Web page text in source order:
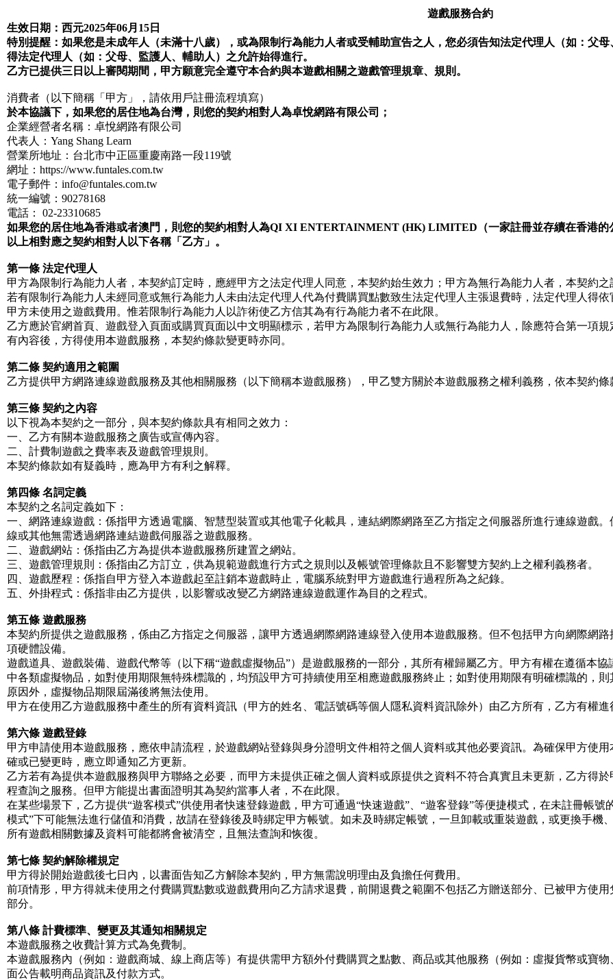
遊戲服務合約
生效日期：西元2025年06月15日
特別提醒：如果您是未成年人（未滿十八歲），或為限制行為能力人者或受輔助宣告之人，您必須告知法定代理人（如：父
得法定代理人（如：父母、監護人、輔助人）之允許始得進行。
乙方已提供三日以上審閱期間，甲方願意完全遵守本合約與本遊戲相關之遊戲管理規章、規則。
消費者（以下簡稱「甲方」，請依用戶註冊流程填寫）
於本協議下，如果您的居住地為台灣，則您的契約相對人為卓悅網路有限公司；
企業經營者名稱：卓悅網路有限公司
代表人：Yang Shang Learn
營業所地址：台北市中正區重慶南路一段119號
網址：https://www.funtales.com.tw
電子郵件：info@funtales.com.tw
統一編號：90278168
電話：
02-23310685
如果您的居住地為香港或者澳門，則您的契約相對人為QI XI ENTERTAINMENT (HK) LIMITED（一家註冊並存續在香港的
以上相對應之契約相對人以下各稱「乙方」。
第一條 法定代理人
甲方為限制行為能力人者，本契約訂定時，應經甲方之法定代理人同意，本契約始生效力；甲方為無行為能力人者，本契約之
若有限制行為能力人未經同意或無行為能力人未由法定代理人代為付費購買點數致生法定代理人主張退費時，法定代理人得
甲方未使用之遊戲費用。惟若限制行為能力人以詐術使乙方信其為有行為能力者不在此限。
乙方應於官網首頁、遊戲登入頁面或購買頁面以中文明顯標示，若甲方為限制行為能力人或無行為能力人，除應符合第一項
有內容後，方得使用本遊戲服務，本契約條款變更時亦同。
第二條 契約適用之範圍
乙方提供甲方網路連線遊戲服務及其他相關服務（以下簡稱本遊戲服務），甲乙雙方關於本遊戲服務之權利義務，依本契約條
第三條 契約之內容
以下視為本契約之一部分，與本契約條款具有相同之效力：
一、乙方有關本遊戲服務之廣告或宣傳內容。
二、計費制遊戲之費率表及遊戲管理規則。
本契約條款如有疑義時，應為甲方有利之解釋。
第四條 名詞定義
本契約之名詞定義如下：
一、網路連線遊戲：係指甲方透過電腦、智慧型裝置或其他電子化載具，連結網際網路至乙方指定之伺服器所進行連線遊戲
線或其他無需透過網路連結遊戲伺服器之遊戲服務。
二、遊戲網站：係指由乙方為提供本遊戲服務所建置之網站。
三、遊戲管理規則：係指由乙方訂立，供為規範遊戲進行方式之規則以及帳號管理條款且不影響雙方契約上之權利義務者。
四、遊戲歷程：係指自甲方登入本遊戲起至註銷本遊戲時止，電腦系統對甲方遊戲進行過程所為之紀錄。
五、外掛程式：係指非由乙方提供，以影響或改變乙方網路連線遊戲運作為目的之程式。
第五條 遊戲服務
本契約所提供之遊戲服務，係由乙方指定之伺服器，讓甲方透過網際網路連線登入使用本遊戲服務。但不包括甲方向網際網
項硬體設備。
遊戲道具、遊戲裝備、遊戲代幣等（以下稱“遊戲虛擬物品”）是遊戲服務的一部分，其所有權歸屬乙方。甲方有權在遵循本
中各類虛擬物品，如對使用期限無特殊標識的，均預設甲方可持續使用至相應遊戲服務終止；如對使用期限有明確標識的，
原因外，虛擬物品期限屆滿後將無法使用。
甲方在使用乙方遊戲服務中產生的所有資料資訊（甲方的姓名、電話號碼等個人隱私資料資訊除外）由乙方所有，乙方有權進
第六條 遊戲登錄
甲方申請使用本遊戲服務，應依申請流程，於遊戲網站登錄與身分證明文件相符之個人資料或其他必要資訊。為確保甲方使
確或已變更時，應立即通知乙方更新。
乙方若有為提供本遊戲服務與甲方聯絡之必要，而甲方未提供正確之個人資料或原提供之資料不符合真實且未更新，乙方得
程查詢之服務。但甲方能提出書面證明其為契約當事人者，不在此限。
在某些場景下，乙方提供“遊客模式”供使用者快速登錄遊戲，甲方可通過“快速遊戲”、“遊客登錄”等便捷模式，在未註冊帳
模式”下可能無法進行儲值和消費，故請在登錄後及時綁定甲方帳號。如未及時綁定帳號，一旦卸載或重裝遊戲，或更換手
所有遊戲相關數據及資料可能都將會被清空，且無法查詢和恢復。
第七條 契約解除權規定
甲方得於開始遊戲後七日內，以書面告知乙方解除本契約，甲方無需說明理由及負擔任何費用。
前項情形，甲方得就未使用之付費購買點數或遊戲費用向乙方請求退費，前開退費之範圍不包括乙方贈送部分、已被甲方使
部分。
第八條 計費標準、變更及其通知相關規定
本遊戲服務之收費計算方式為免費制。
本遊戲服務內（例如：遊戲商城、線上商店等）有提供需甲方額外付費購買之點數、商品或其他服務（例如：虛擬貨幣或寶
面公告載明商品資訊及付款方式。